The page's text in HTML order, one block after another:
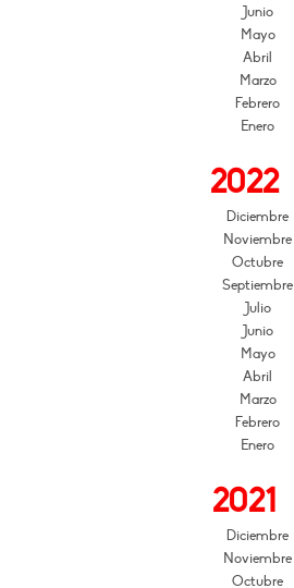
Junio
Mayo
Abril
Marzo
Febrero
Enero
2022
Diciembre
Noviembre
Octubre
Septiembre
Julio
Junio
Mayo
Abril
Marzo
Febrero
Enero
2021
Diciembre
Noviembre
Octubre